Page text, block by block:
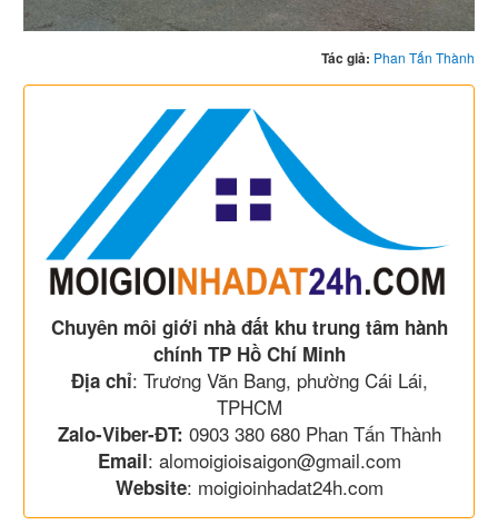
Tác giả: Phan Tấn Thành
Chuyên môi giới nhà đất khu trung tâm hành
chính TP Hồ Chí Minh
Địa chỉ: Trương Văn Bang, phường Cái Lái,
TPHCM
Zalo-Viber-ĐT: 0903 380 680 Phan Tấn Thành
Email: alomoigioisaigon@gmail.com
Website: moigioinhadat24h.com